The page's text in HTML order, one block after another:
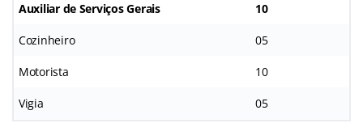
Auxiliar de Serviços Gerais 10
Cozinheiro 05
Motorista 10
Vigia 05